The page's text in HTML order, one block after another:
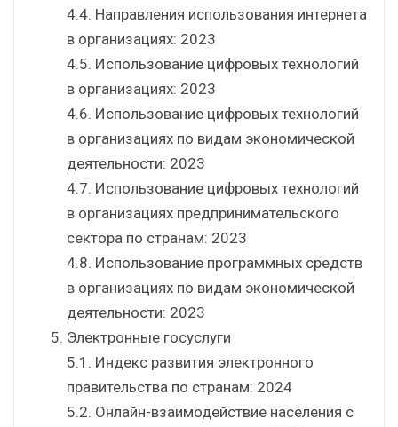
4.4. Направления использования интернета
в организациях: 2023
4.5. Использование цифровых технологий
в организациях: 2023
4.6. Использование цифровых технологий
в организациях по видам экономической
деятельности: 2023
4.7. Использование цифровых технологий
в организациях предпринимательского
сектора по странам: 2023
4.8. Использование программных средств
в организациях по видам экономической
деятельности: 2023
Электронные госуслуги
5.1. Индекс развития электронного
правительства по странам: 2024
5.2. Онлайн-взаимодействие населения с